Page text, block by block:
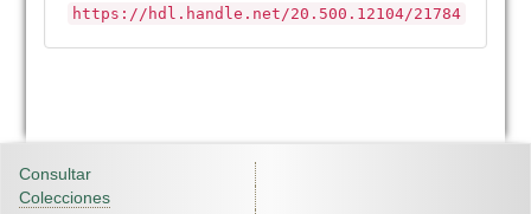
https://hdl.handle.net/20.500.12104/21784
Consultar
Colecciones